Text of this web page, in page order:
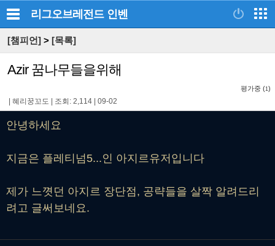
리그오브레전드 인벤
[챔피언] > [목록]
Azir 꿈나무들을위해
평가중 (1)
혜리꿍꼬도 조회: 2,114 09-02
안녕하세요
지금은 플레티넘5...인 아지르유저입니다
제가 느꼇던 아지르 장단점, 공략들을 살짝 알려드리
려고 글써보네요.